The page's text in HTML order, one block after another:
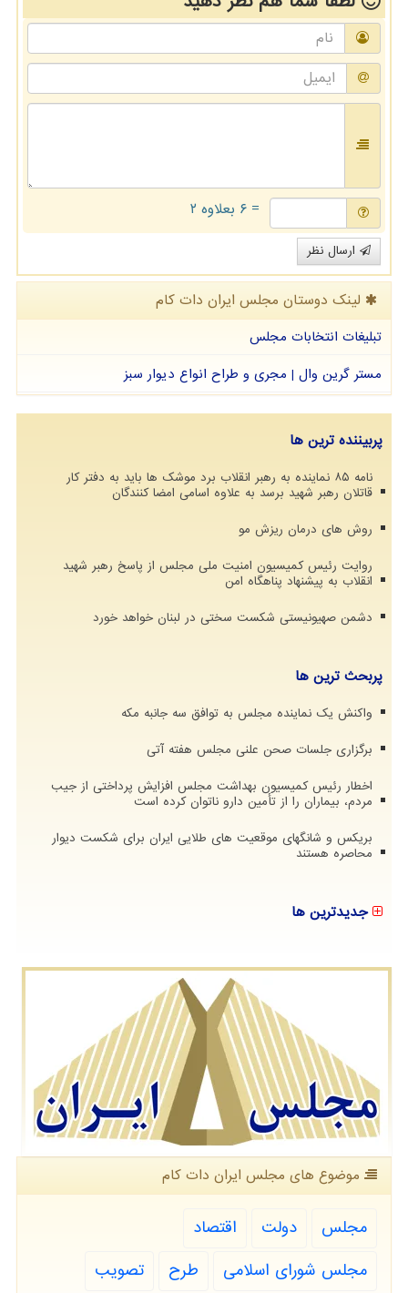
= ۶ بعلاوه ۲
ارسال نظر
لینک دوستان مجلس ایران دات كام
تبلیغات انتخابات مجلس
مستر گرین وال | مجری و طراح انواع دیوار سبز
پربیننده ترین ها
نامه ۸۵ نماینده به رهبر انقلاب برد موشک ها باید به دفتر کار
قاتلان رهبر شهید برسد به علاوه اسامی امضا کنندگان
روش های درمان ریزش مو
روایت رئیس کمیسیون امنیت ملی مجلس از پاسخ رهبر شهید
انقلاب به پیشنهاد پناهگاه امن
دشمن صهیونیستی شکست سختی در لبنان خواهد خورد
پربحث ترین ها
واکنش یک نماینده مجلس به توافق سه جانبه مکه
برگزاری جلسات صحن علنی مجلس هفته آتی
اخطار رئیس کمیسیون بهداشت مجلس افزایش پرداختی از جیب
مردم، بیماران را از تأمین دارو ناتوان کرده است
بریکس و شانگهای موقعیت های طلایی ایران برای شکست دیوار
محاصره هستند
جدیدترین ها
موضوع های مجلس ایران دات كام
مجلس دولت
اقتصاد
مجلس شورای اسلامی
طرح
تصویب